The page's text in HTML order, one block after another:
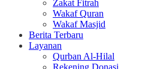
Zakat Fitrah
Wakaf Quran
Wakaf Masjid
Berita Terbaru
Layanan
Qurban Al-Hilal
Rekening Donasi